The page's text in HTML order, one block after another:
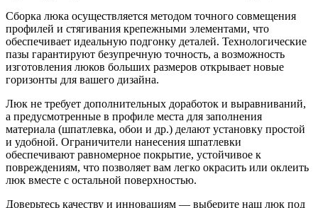
Сборка люка осуществляется методом точного совмещения
профилей и стягивания крепежными элементами, что
обеспечивает идеальную подгонку деталей. Технологические
пазы гарантируют безупречную точность, а возможность
изготовления люков больших размеров открывает новые
горизонты для вашего дизайна.
Люк не требует дополнительных доработок и выравниваний,
а предусмотренные в профиле места для заполнения
материала (шпатлевка, обои и др.) делают установку простой
и удобной. Ограничители нанесения шпатлевки
обеспечивают равномерное покрытие, устойчивое к
повреждениям, что позволяет вам легко окрасить или оклеить
люк вместе с остальной поверхностью.
Доверьтесь качеству и инновациям — выберите наш люк под